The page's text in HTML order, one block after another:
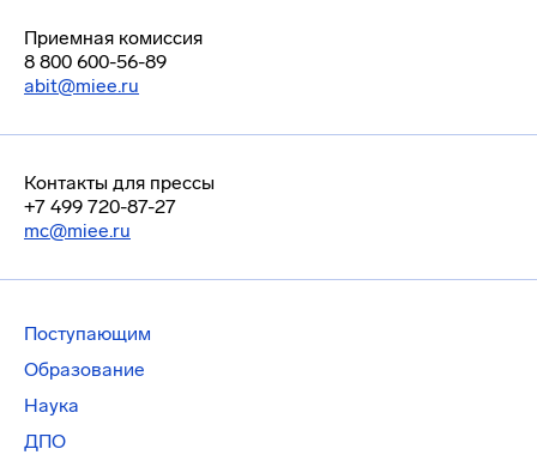
Приемная комиссия
8 800 600-56-89
abit@miee.ru
Контакты для прессы
+7 499 720-87-27
mc@miee.ru
Поступающим
Образование
Наука
ДПО